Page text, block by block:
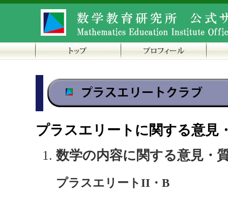
プラスエリートに関する意見
数学の内容に関する意見・
プラスエリートII・B